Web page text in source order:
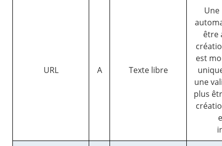
URL A Texte libre
Une
être
est
une
plus